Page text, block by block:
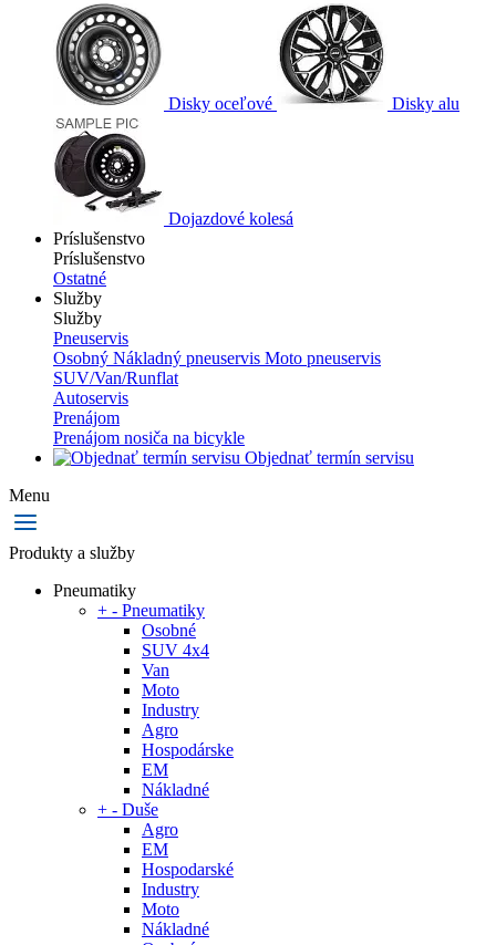
Disky oceľové Disky alu
Dojazdové kolesá
Príslušenstvo
Príslušenstvo
Ostatné
Služby
Služby
Pneuservis
Osobný Nákladný pneuservis Moto pneuservis
SUV/Van/Runflat
Autoservis
Prenájom
Prenájom nosiča na bicykle
Objednať termín servisu
Menu
Produkty a služby
Pneumatiky
+ - Pneumatiky
Osobné
SUV 4x4
Van
Moto
Industry
Agro
Hospodárske
EM
Nákladné
+ - Duše
Agro
EM
Hospodarské
Industry
Moto
Nákladné